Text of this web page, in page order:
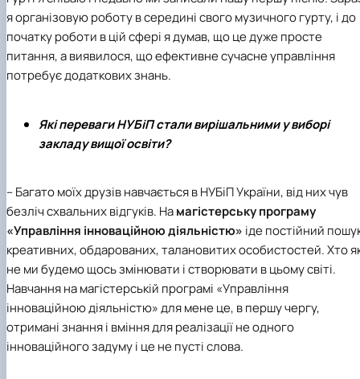
я організовую роботу в середині свого музичного гурту, і до
початку роботи в цій сфері я думав, що це дуже просте
питання, а виявилося, що ефективне сучасне управління
потребує додаткових знань.
Які переваги НУБіП стали вирішальними у виборі
закладу вищої освіти?
– Багато моїх друзів навчається вНУБіП України, від них чув
безліч схвальних відгуків. Намагістерську програму
«Управління інноваційною діяльністю» іде постійний
креативних, обдарованих, талановитих особистостей. Хто
не ми будемо щось змінювати і створювати в цьому світі.
Навчання на магістерській програмі «Управління
інноваційною діяльністю» для мене це, в першу чергу,
отримані знання і вміння для реалізації не одного
інноваційного задуму і це не пусті слова.